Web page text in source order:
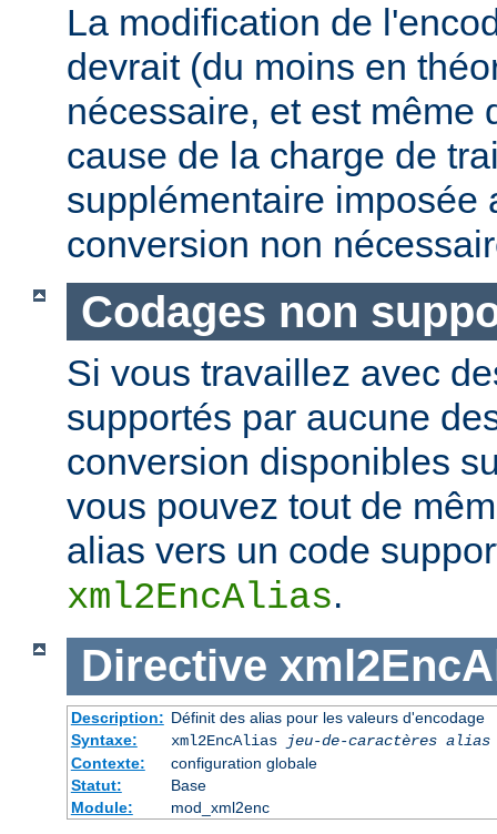
La modification de
devrait (du moins en
nécessaire, et est même
cause de la charge de
supplémentaire imposée
conversion non
Codages non
Si vous travaillez avec
supportés par aucune
conversion disponibles
vous pouvez tout de
alias vers un code
xml2EncAlias.
Directive
Description: Définit des alias pour les valeurs d'encodage
Syntaxe:
xml2EncAlias
jeu-de-caractères
Contexte:
configuration globale
Statut:
Base
Module:
mod_xml2enc